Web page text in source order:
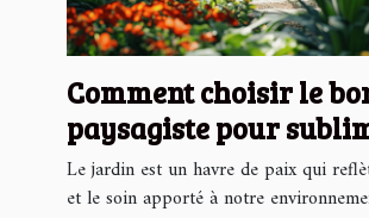
Comment choisir le
paysagiste pour
votre jardin
Le jardin est un havre de paix qui
et le soin apporté à notre